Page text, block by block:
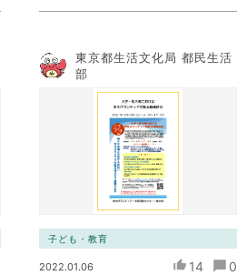
東京都生活文化局 都民生活
部
子ども・教育
2022.01.06 14 0